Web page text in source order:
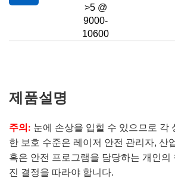
>5 @
9000-
10600
제품설명
주의: 눈에 손상을 입힐 수 있으므로 각
한 보호 수준은 레이저 안전 관리자, 산
혹은 안전 프로그램을 담당하는 개인의
진 결정을 따라야 합니다.